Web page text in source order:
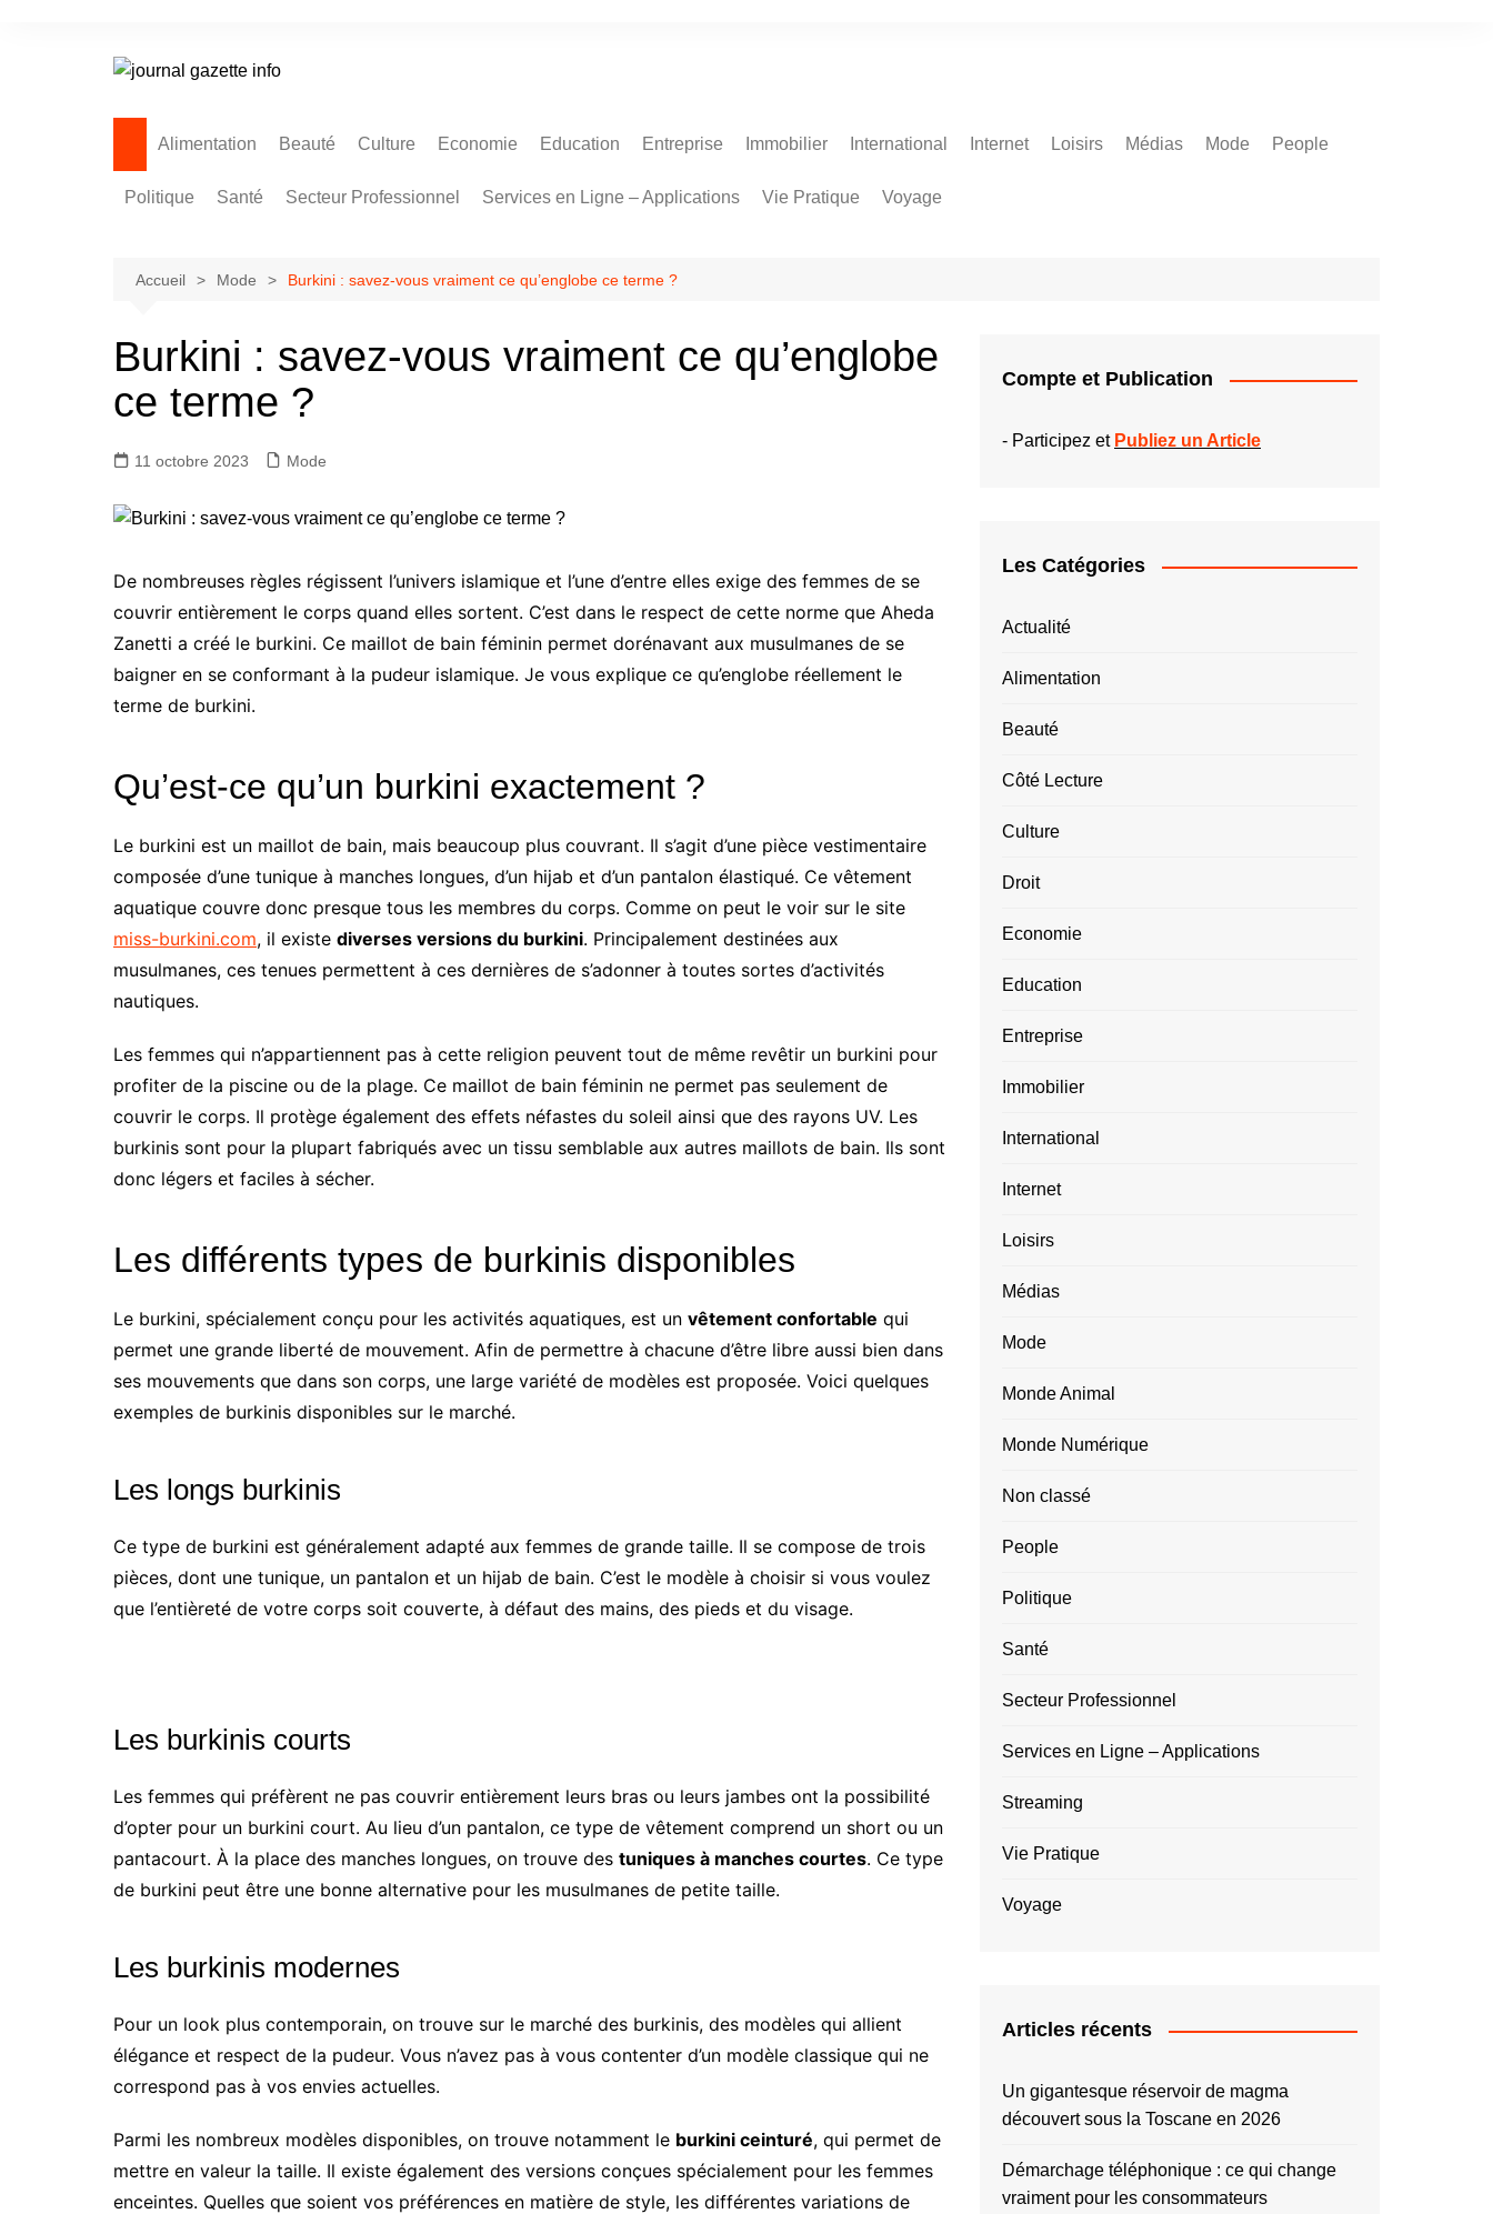
Alimentation Beauté Culture Economie Education Entreprise Immobilier International Internet Loisirs Médias Mode People
Politique Santé Secteur Professionnel Services en Ligne – Applications Vie Pratique Voyage
Accueil Mode Burkini : savez-vous vraiment ce qu’englobe ce terme ?
Burkini : savez-vous vraiment ce qu’englobe
ce terme ?
11 octobre 2023 Mode
De nombreuses règles régissent l’univers islamique et l’une d’entre elles exige des femmes de se
couvrir entièrement le corps quand elles sortent. C’est dans le respect de cette norme que Aheda
Zanetti a créé le burkini. Ce maillot de bain féminin permet dorénavant aux musulmanes de se
baigner en se conformant à la pudeur islamique. Je vous explique ce qu’englobe réellement le
terme de burkini.
Qu’est-ce qu’un burkini exactement ?
Le burkini est un maillot de bain, mais beaucoup plus couvrant. Il s’agit d’une pièce vestimentaire
composée d’une tunique à manches longues, d’un hijab et d’un pantalon élastiqué. Ce vêtement
aquatique couvre donc presque tous les membres du corps. Comme on peut le voir sur le site
miss-burkini.com, il existe diverses versions du burkini. Principalement destinées aux
musulmanes, ces tenues permettent à ces dernières de s’adonner à toutes sortes d’activités
nautiques.
Les femmes qui n’appartiennent pas à cette religion peuvent tout de même revêtir un burkini pour
profiter de la piscine ou de la plage. Ce maillot de bain féminin ne permet pas seulement de
couvrir le corps. Il protège également des effets néfastes du soleil ainsi que des rayons UV. Les
burkinis sont pour la plupart fabriqués avec un tissu semblable aux autres maillots de bain. Ils sont
donc légers et faciles à sécher.
Les différents types de burkinis disponibles
Le burkini, spécialement conçu pour les activités aquatiques, est un vêtement confortable qui
permet une grande liberté de mouvement. Afin de permettre à chacune d’être libre aussi bien dans
ses mouvements que dans son corps, une large variété de modèles est proposée. Voici quelques
exemples de burkinis disponibles sur le marché.
Les longs burkinis
Ce type de burkini est généralement adapté aux femmes de grande taille. Il se compose de trois
pièces, dont une tunique, un pantalon et un hijab de bain. C’est le modèle à choisir si vous voulez
que l’entièreté de votre corps soit couverte, à défaut des mains, des pieds et du visage.
Les burkinis courts
Les femmes qui préfèrent ne pas couvrir entièrement leurs bras ou leurs jambes ont la possibilité
d’opter pour un burkini court. Au lieu d’un pantalon, ce type de vêtement comprend un short ou un
pantacourt. À la place des manches longues, on trouve des tuniques à manches courtes. Ce type
de burkini peut être une bonne alternative pour les musulmanes de petite taille.
Les burkinis modernes
Pour un look plus contemporain, on trouve sur le marché des burkinis, des modèles qui allient
élégance et respect de la pudeur. Vous n’avez pas à vous contenter d’un modèle classique qui ne
correspond pas à vos envies actuelles.
Parmi les nombreux modèles disponibles, on trouve notamment le burkini ceinturé, qui permet de
mettre en valeur la taille. Il existe également des versions conçues spécialement pour les femmes
enceintes. Quelles que soient vos préférences en matière de style, les différentes variations de
Compte et Publication
- Participez et Publiez un Article
Les Catégories
Actualité
Alimentation
Beauté
Côté Lecture
Culture
Droit
Economie
Education
Entreprise
Immobilier
International
Internet
Loisirs
Médias
Mode
Monde Animal
Monde Numérique
Non classé
People
Politique
Santé
Secteur Professionnel
Services en Ligne – Applications
Streaming
Vie Pratique
Voyage
Articles récents
Un gigantesque réservoir de magma
découvert sous la Toscane en 2026
Démarchage téléphonique : ce qui change
vraiment pour les consommateurs